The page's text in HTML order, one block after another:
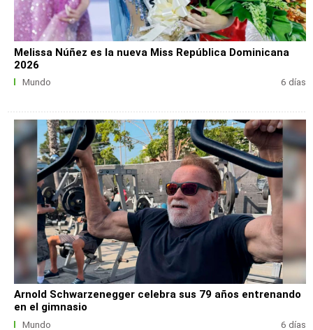
Melissa Núñez es la nueva Miss República Dominicana
2026
Mundo 6 días
Arnold Schwarzenegger celebra sus 79 años entrenando
en el gimnasio
Mundo 6 días